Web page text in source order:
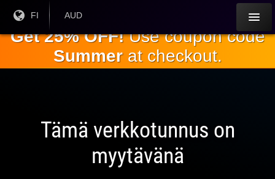
Nykyinen
FI
Nykyinen
AUD
Get 25% OFF!Use coupon code
Summerat checkout.
Tämä verkkotunnus on
myytävänä